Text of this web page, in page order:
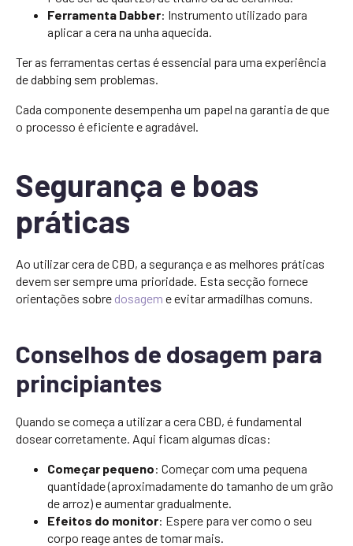
Ferramenta Dabber: Instrumento utilizado para
aplicar a cera na unha aquecida.
Ter as ferramentas certas é essencial para uma experiência
de dabbing sem problemas.
Cada componente desempenha um papel na garantia de que
o processo é eficiente e agradável.
Segurança e boas
práticas
Ao utilizar cera de CBD, a segurança e as melhores práticas
devem ser sempre uma prioridade. Esta secção fornece
orientações sobre dosagem e evitar armadilhas comuns.
Conselhos de dosagem para
principiantes
Quando se começa a utilizar a cera CBD, é fundamental
dosear corretamente. Aqui ficam algumas dicas:
Começar pequeno: Começar com uma pequena
quantidade (aproximadamente do tamanho de um grão
de arroz) e aumentar gradualmente.
Efeitos do monitor: Espere para ver como o seu
corpo reage antes de tomar mais.